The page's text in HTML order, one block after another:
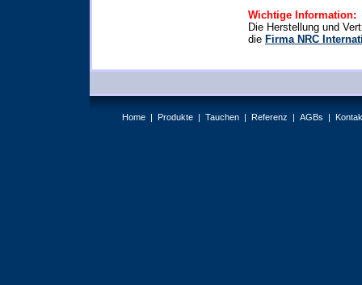
Wichtige Information:
Die Herstellung und
die Firma NRC
Home | Produkte | Tauchen | Referenz | AGBs |